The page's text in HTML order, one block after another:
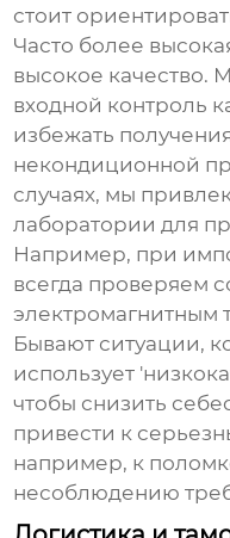
стоит
Часто более
высокое качество.
входной контроль
избежать
некондиционной
случаях, мы
лаборатории для
Например, при
всегда проверяем
электромагнитным
Бывают ситуации,
использует
чтобы снизить
привести к
например, к
несоблюдению